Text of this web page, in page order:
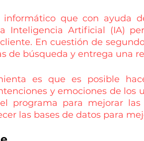
que con ayuda
Inteligencia Artificial (IA)
En cuestión de
de búsqueda y entrega una
es que es posible
y emociones de los
programa para mejorar
las bases de datos para